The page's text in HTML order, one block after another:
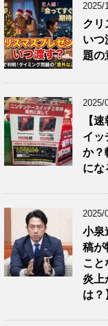
2025/
クリ
いつ
題の
2025/
【
イッ
か？
にな
2025/
小泉
稿が
こと
炎上
は？